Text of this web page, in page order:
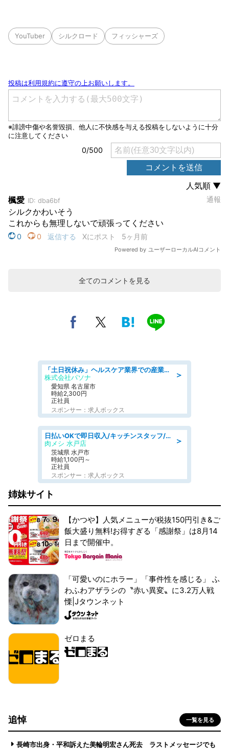
YouTuber シルクロード フィッシャーズ
全てのコメントを見る
＞
「土日祝休み」ヘルスケア業界での産業保健師業務/看護師/高時給/未経験OK/要資格:正看護師
株式会社パソナ
愛知県 名古屋市
時給2,300円
正社員
スポンサー：求人ボックス
＞
日払いOKで即日収入/キッチンスタッフ/「原付免許必須」デリバリー業務など、自己成長可能な幅広い仕事に挑戦!髪型自由&ピアス・ネイルOK/茨城県/水戸市
肉メシ 水戸店
茨城県 水戸市
時給1,100円～
正社員
スポンサー：求人ボックス
姉妹サイト
【かつや】人気メニューが税抜150円引き&ご
飯大盛り無料!お得すぎる「感謝祭」は8月14
日まで開催中。
「可愛いのにホラー」「事件性を感じる」 ふ
わふわアザラシの〝赤い異変〟に3.2万人戦
慄|Jタウンネット
ゼロまる
追悼 一覧を見る
長崎市出身・平和訴えた美輪明宏さん死去 ラストメッセージでも